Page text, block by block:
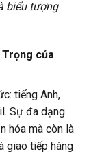
biểu tượng
Trọng của
tiếng Anh,
Sự đa dạng
hóa mà còn là
giao tiếp hàng